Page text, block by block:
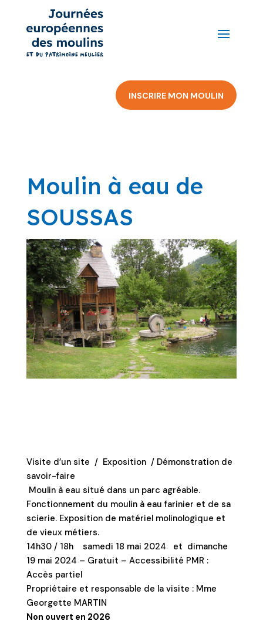
INSCRIRE MON MOULIN
Moulin à eau de
SOUSSAS
Visite d’un site / Exposition / Démonstration de
savoir-faire
Moulin à eau situé dans un parc agréable.
Fonctionnement du moulin à eau farinier et de sa
scierie. Exposition de matériel molinologique et
de vieux métiers.
14h30 / 18h samedi 18 mai 2024 et dimanche
19 mai 2024 – Gratuit – Accessibilité PMR :
Accès partiel
Propriétaire et responsable de la visite : Mme
Georgette MARTIN
Non ouvert en 2026